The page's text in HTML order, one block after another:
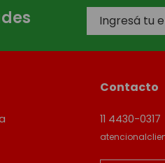
Contacto
11 4430-0317